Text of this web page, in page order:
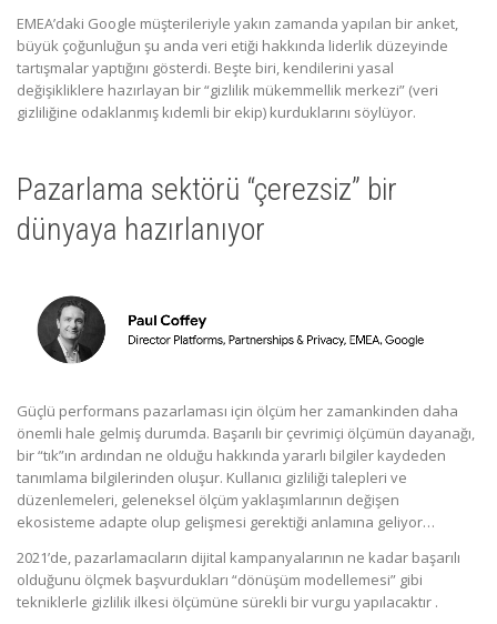
EMEA’daki Google müşterileriyle yakın zamanda yapılan bir anket,
büyük çoğunluğun şu anda veri etiği hakkında liderlik düzeyinde
tartışmalar yaptığını gösterdi. Beşte biri, kendilerini yasal
değişikliklere hazırlayan bir “gizlilik mükemmellik merkezi” (veri
gizliliğine odaklanmış kıdemli bir ekip) kurduklarını söylüyor.
Pazarlama sektörü “çerezsiz” bir
dünyaya hazırlanıyor
Güçlü performans pazarlaması için ölçüm her zamankinden daha
önemli hale gelmiş durumda. Başarılı bir çevrimiçi ölçümün dayanağı,
bir “tık”ın ardından ne olduğu hakkında yararlı bilgiler kaydeden
tanımlama bilgilerinden oluşur. Kullanıcı gizliliği talepleri ve
düzenlemeleri, geleneksel ölçüm yaklaşımlarının değişen
ekosisteme adapte olup gelişmesi gerektiği anlamına geliyor…
2021’de, pazarlamacıların dijital kampanyalarının ne kadar başarılı
olduğunu ölçmek başvurdukları “dönüşüm modellemesi” gibi
tekniklerle gizlilik ilkesi ölçümüne sürekli bir vurgu yapılacaktır .